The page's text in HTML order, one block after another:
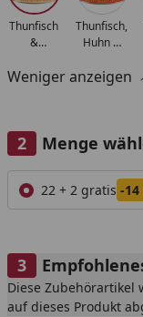
Thunfisch
&
Thunfisch,
Huhn &
Weniger anzeigen
Menge
Alle anzeigen (2)
22 + 2 gratis -14
Diese Zubehörartikel
auf dieses Produkt